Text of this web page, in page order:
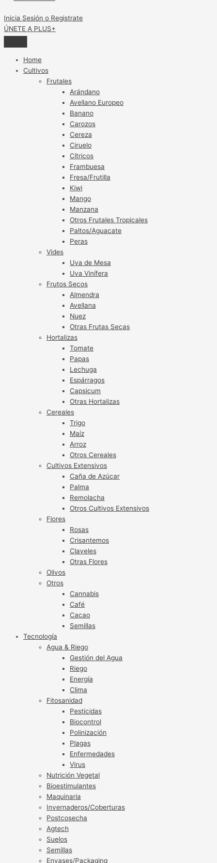
Inicia Sesión o Registrate
ÚNETE A PLUS+
Home
Cultivos
Frutales
Arándano
Avellano Europeo
Banano
Carozos
Cereza
Ciruelo
Cítricos
Frambuesa
Fresa/Frutilla
Kiwi
Mango
Manzana
Otros Frutales Tropicales
Paltos/Aguacate
Peras
Vides
Uva de Mesa
Uva Vinífera
Frutos Secos
Almendra
Avellana
Nuez
Otras Frutas Secas
Hortalizas
Tomate
Papas
Lechuga
Espárragos
Capsicum
Otras Hortalizas
Cereales
Trigo
Maíz
Arroz
Otros Cereales
Cultivos Extensivos
Caña de Azúcar
Palma
Remolacha
Otros Cultivos Extensivos
Flores
Rosas
Crisantemos
Claveles
Otras Flores
Olivos
Otros
Cannabis
Café
Cacao
Semillas
Tecnología
Agua & Riego
Gestión del Agua
Riego
Energía
Clima
Fitosanidad
Pesticidas
Biocontrol
Polinización
Plagas
Enfermedades
Virus
Nutrición Vegetal
Bioestimulantes
Maquinaria
Invernaderos/Coberturas
Postcosecha
Agtech
Suelos
Semillas
Envases/Packaging